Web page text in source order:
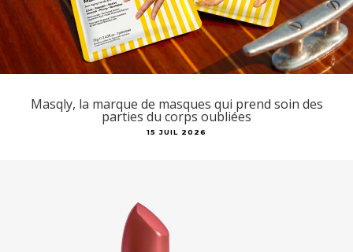
Masqly, la marque de masques qui prend soin des
parties du corps oubliées
15 JUIL 2026